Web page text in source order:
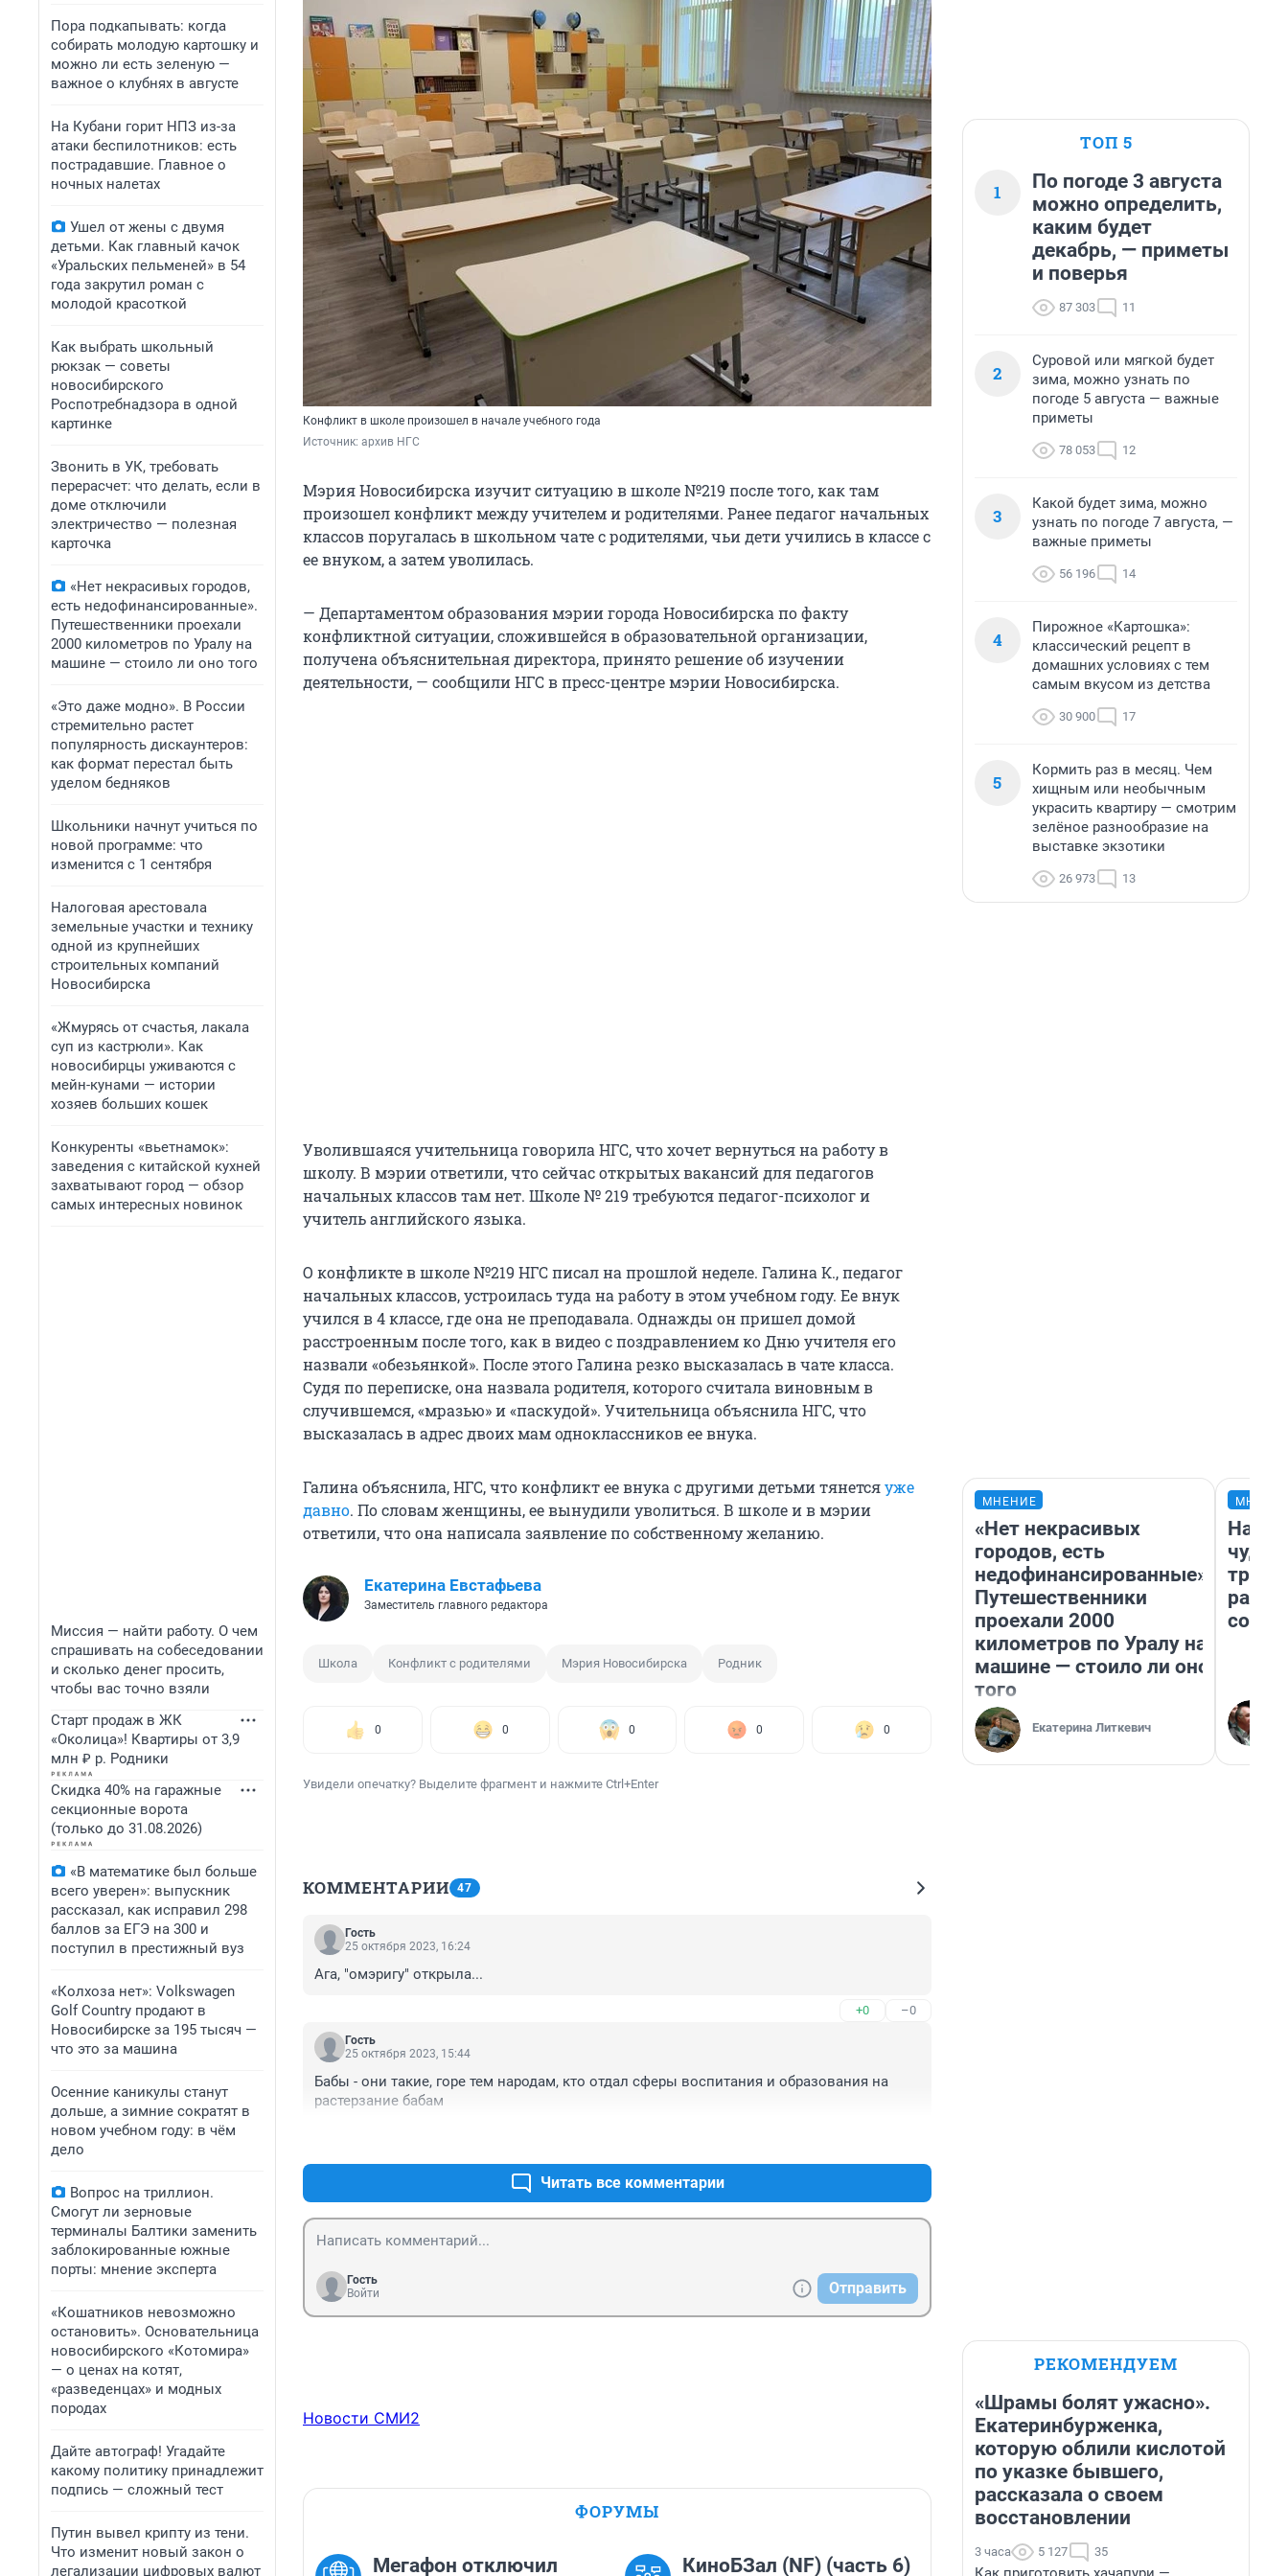
Пора подкапывать: когда
собирать молодую картошку и
можно ли есть зеленую —
важное о клубнях в августе
На Кубани горит НПЗ из-за
атаки беспилотников: есть
пострадавшие. Главное о
ночных налетах
Ушел от жены с двумя
детьми. Как главный качок
«Уральских пельменей» в 54
года закрутил роман с
молодой красоткой
Как выбрать школьный
рюкзак — советы
новосибирского
Роспотребнадзора в одной
картинке
Звонить в УК, требовать
перерасчет: что делать, если в
доме отключили
электричество — полезная
карточка
«Нет некрасивых городов,
есть недофинансированные».
Путешественники проехали
2000 километров по Уралу на
машине — стоило ли оно того
«Это даже модно». В России
стремительно растет
популярность дискаунтеров:
как формат перестал быть
уделом бедняков
Школьники начнут учиться по
новой программе: что
изменится с 1 сентября
Налоговая арестовала
земельные участки и технику
одной из крупнейших
строительных компаний
Новосибирска
«Жмурясь от счастья, лакала
суп из кастрюли». Как
новосибирцы уживаются с
мейн-кунами — истории
хозяев больших кошек
Конкуренты «вьетнамок»:
заведения с китайской кухней
захватывают город — обзор
самых интересных новинок
Миссия — найти работу. О чем
спрашивать на собеседовании
и сколько денег просить,
чтобы вас точно взяли
Старт продаж в ЖК
«Околица»! Квартиры от 3,9
млн ₽ р. Родники
Скидка 40% на гаражные
секционные ворота
(только до 31.08.2026)
«В математике был больше
всего уверен»: выпускник
рассказал, как исправил 298
баллов за ЕГЭ на 300 и
поступил в престижный вуз
«Колхоза нет»: Volkswagen
Golf Сountry продают в
Новосибирске за 195 тысяч —
что это за машина
Осенние каникулы станут
дольше, а зимние сократят в
новом учебном году: в чём
дело
Вопрос на триллион.
Смогут ли зерновые
терминалы Балтики заменить
заблокированные южные
порты: мнение эксперта
«Кошатников невозможно
остановить». Основательница
новосибирского «Котомира»
— о ценах на котят,
«разведенцах» и модных
породах
Дайте автограф! Угадайте
какому политику принадлежит
подпись — сложный тест
Путин вывел крипту из тени.
Что изменит новый закон о
легализации цифровых валют
Конфликт в школе произошел в начале учебного года
Источник: архив НГС
Мэрия Новосибирска изучит ситуацию в школе №219 после того, как там
произошел конфликт между учителем и родителями. Ранее педагог начальных
классов поругалась в школьном чате с родителями, чьи дети учились в классе с
ее внуком, а затем уволилась.
— Департаментом образования мэрии города Новосибирска по факту
конфликтной ситуации, сложившейся в образовательной организации,
получена объяснительная директора, принято решение об изучении
деятельности, — сообщили НГС в пресс-центре мэрии Новосибирска.
Уволившаяся учительница говорила НГС, что хочет вернуться на работу в
школу. В мэрии ответили, что сейчас открытых вакансий для педагогов
начальных классов там нет. Школе № 219 требуются педагог-психолог и
учитель английского языка.
О конфликте в школе №219 НГС писал на прошлой неделе. Галина К., педагог
начальных классов, устроилась туда на работу в этом учебном году. Ее внук
учился в 4 классе, где она не преподавала. Однажды он пришел домой
расстроенным после того, как в видео с поздравлением ко Дню учителя его
назвали «обезьянкой». После этого Галина резко высказалась в чате класса.
Судя по переписке, она назвала родителя, которого считала виновным в
случившемся, «мразью» и «паскудой». Учительница объяснила НГС, что
высказалась в адрес двоих мам одноклассников ее внука.
Галина объяснила, НГС, что конфликт ее внука с другими детьми тянетсяуже
давно. По словам женщины, ее вынудили уволиться. В школе и в мэрии
ответили, что она написала заявление по собственному желанию.
Екатерина Евстафьева
Заместитель главного редактора
Школа Конфликт с родителями Мэрия Новосибирска Родник
0 0 0 0 0
Увидели опечатку? Выделите фрагмент и нажмите Ctrl+Enter
КОММЕНТАРИИ 47
Гость
25 октября 2023, 16:24
Ага, "омэригу" открыла...
+0 –0
Гость
25 октября 2023, 15:44
Бабы - они такие, горе тем народам, кто отдал сферы воспитания и образования на
растерзание бабам
Читать все комментарии
Гость
Войти
Отправить
Новости СМИ2
ФОРУМЫ
Мегафон отключил КиноБЗал (NF) (часть 6)
ТОП 5
1
По погоде 3 августа
можно определить,
каким будет
декабрь, — приметы
и поверья
87 303 11
2
Суровой или мягкой будет
зима, можно узнать по
погоде 5 августа — важные
приметы
78 053 12
3
Какой будет зима, можно
узнать по погоде 7 августа, —
важные приметы
56 196 14
4
Пирожное «Картошка»:
классический рецепт в
домашних условиях с тем
самым вкусом из детства
30 900 17
5
Кормить раз в месяц. Чем
хищным или необычным
украсить квартиру — смотрим
зелёное разнообразие на
выставке экзотики
26 973 13
МНЕНИЕ
«Нет некрасивых
городов, есть
недофинансированные».
Путешественники
проехали 2000
километров по Уралу на
машине — стоило ли оно
того
Екатерина Литкевич
РЕКОМЕНДУЕМ
«Шрамы болят ужасно».
Екатеринбурженка,
которую облили кислотой
по указке бывшего,
рассказала о своем
восстановлении
3 часа 5 127 35